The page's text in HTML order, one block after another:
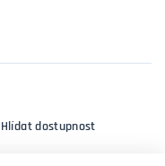
Hlídat dostupnost